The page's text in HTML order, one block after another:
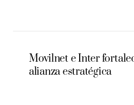
Movilnet e Inter
alianza estratégica